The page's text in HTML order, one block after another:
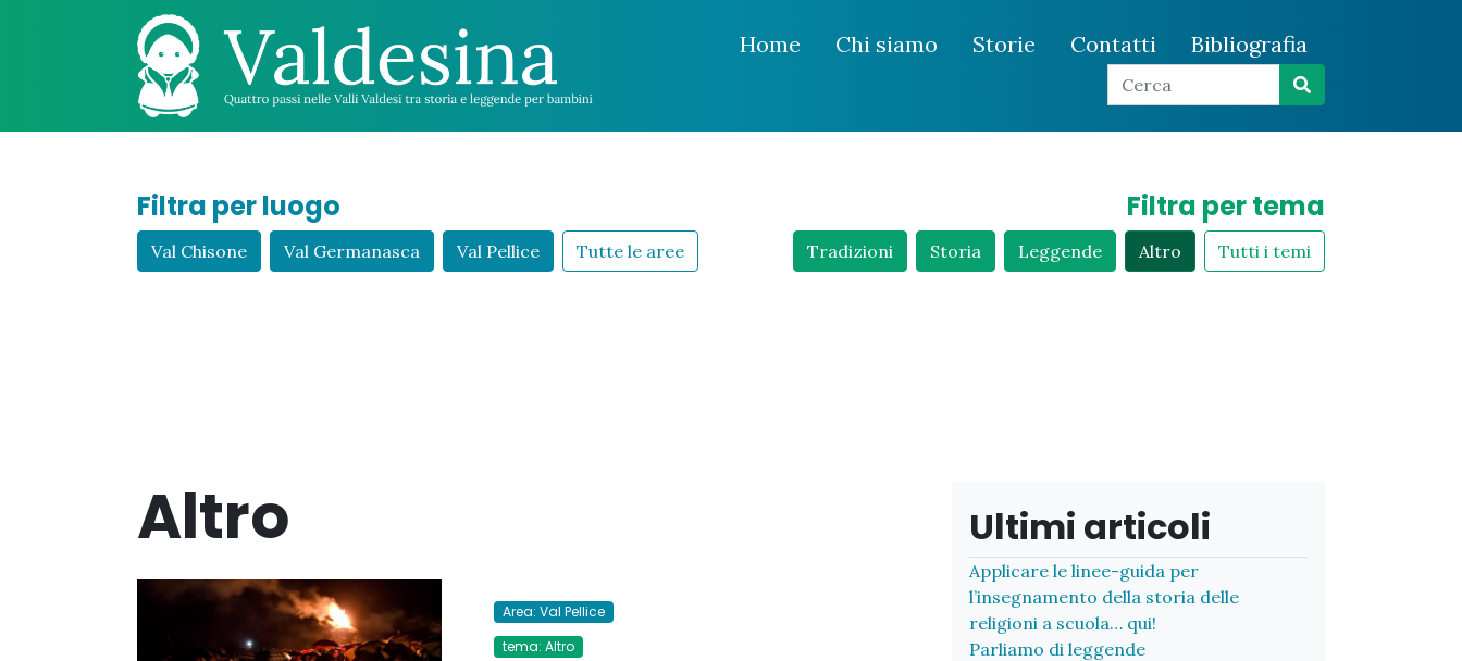
Home Chi siamo Storie Contatti Bibliografia
Filtra per luogo
Val Chisone Val Germanasca Val Pellice Tutte le aree
Filtra per tema
Tradizioni Storia Leggende Altro Tutti i temi
Altro
Area: Val Pellice
tema: Altro
Ultimi articoli
Applicare le linee-guida per
l’insegnamento della storia delle
religioni a scuola… qui!
Parliamo di leggende